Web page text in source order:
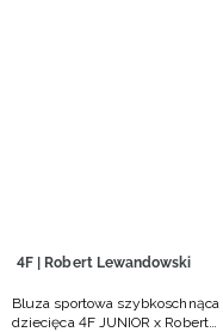
4F | Robert Lewandowski
Bluza sportowa szybkoschnąca
dziecięca 4F JUNIOR x Robert